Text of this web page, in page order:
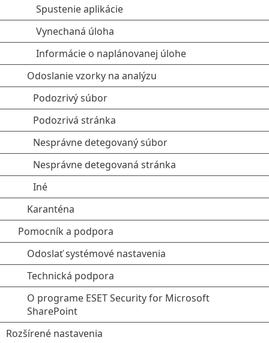
Spustenie aplikácie
Vynechaná úloha
Informácie o naplánovanej úlohe
Odoslanie vzorky na analýzu
Podozrivý súbor
Podozrivá stránka
Nesprávne detegovaný súbor
Nesprávne detegovaná stránka
Iné
Karanténa
Pomocník a podpora
Odoslať systémové nastavenia
Technická podpora
O programe ESET Security for Microsoft
SharePoint
Rozšírené nastavenia